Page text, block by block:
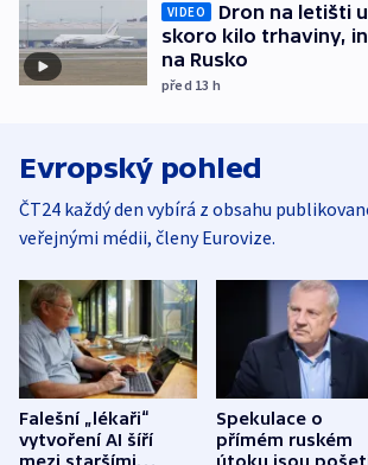
VIDEO
Dron na letišti
skoro kilo trhaviny,
na Rusko
před 13 h
Evropský pohled
ČT24 každý den vybírá z obsahu
veřejnými médii, členy Eurovize.
Falešní „lékaři“
vytvoření AI šíří
mezi staršími
Spekulace o
přímém ruském
útoku jsou